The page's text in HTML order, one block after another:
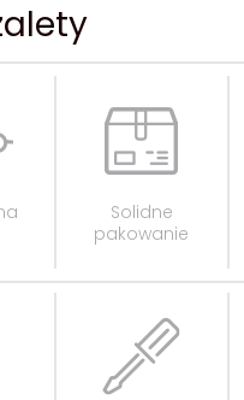
Solidne
pakowanie